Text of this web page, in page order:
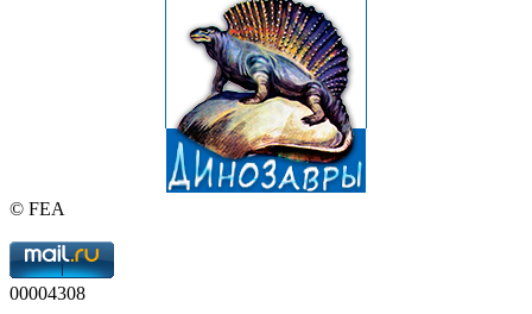
© FEA
00004308